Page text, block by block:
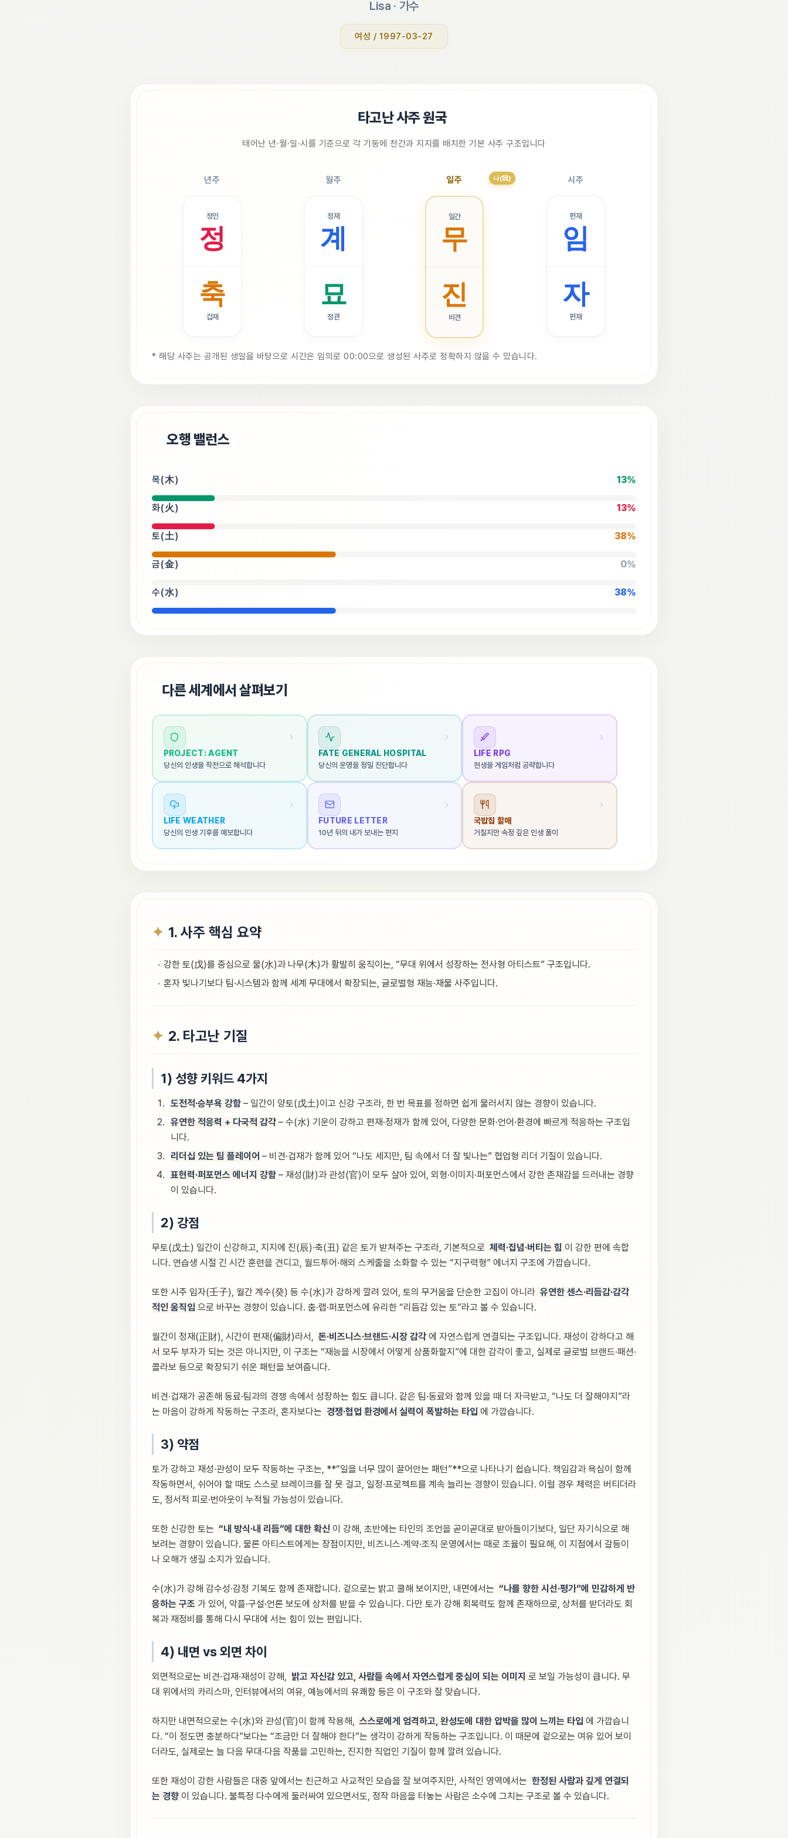
Lisa · 가수
여성 / 1997-03-27
타고난 사주 원국
태어난 년·월·일·시를 기준으로 각 기둥에 천간과 지지를 배치한 기본 사주 구조입니다
시주
편재
임
자
편재
일주
일간
무
진
비견
나(我)
월주
정재
계
묘
정관
년주
정인
정
축
겁재
* 해당 사주는 공개된 생일을 바탕으로 시간은 임의로 00:00으로 생성된 사주로 정확하지 않을 수 있습니다.
오행 밸런스
목(木) 13%
화(火) 13%
토(土) 38%
금(金) 0%
수(水) 38%
다른 세계에서 살펴보기
PROJECT: AGENT
당신의 인생을 작전으로 해석합니다
FATE GENERAL HOSPITAL
당신의 운명을 정밀 진단합니다
LIFE RPG
현생을 게임처럼 공략합니다
LIFE WEATHER
당신의 인생 기후를 예보합니다
FUTURE LETTER
10년 뒤의 내가 보내는 편지
국밥집 할매
거칠지만 속정 깊은 인생 풀이
1. 사주 핵심 요약
강한 토(戊)를 중심으로 물(水)과 나무(木)가 활발히 움직이는, “무대 위에서 성장하는 전사형 아티스트” 구조입니다.
혼자 빛나기보다 팀·시스템과 함께 세계 무대에서 확장되는, 글로벌형 재능·재물 사주입니다.
2. 타고난 기질
1) 성향 키워드 4가지
도전적·승부욕 강함 – 일간이 양토(戊土)이고 신강 구조라, 한 번 목표를 정하면 쉽게 물러서지 않는 경향이 있습니다.
유연한 적응력 + 다국적 감각 – 수(水) 기운이 강하고 편재·정재가 함께 있어, 다양한 문화·언어·환경에 빠르게 적응하는 구조입
니다.
리더십 있는 팀 플레이어 – 비견·겁재가 함께 있어 “나도 세지만, 팀 속에서 더 잘 빛나는” 협업형 리더 기질이 있습니다.
표현력·퍼포먼스 에너지 강함 – 재성(財)과 관성(官)이 모두 살아 있어, 외형·이미지·퍼포먼스에서 강한 존재감을 드러내는 경향
이 있습니다.
2) 강점
무토(戊土) 일간이 신강하고, 지지에 진(辰)·축(丑) 같은 토가 받쳐주는 구조라, 기본적으로 체력·집념·버티는 힘 이 강한 편에 속합
니다. 연습생 시절 긴 시간 훈련을 견디고, 월드투어·해외 스케줄을 소화할 수 있는 “지구력형” 에너지 구조에 가깝습니다.
또한 시주 임자(壬子), 월간 계수(癸) 등 수(水)가 강하게 깔려 있어, 토의 무거움을 단순한 고집이 아니라 유연한 센스·리듬감·감각
적인 움직임 으로 바꾸는 경향이 있습니다. 춤·랩·퍼포먼스에 유리한 “리듬감 있는 토”라고 볼 수 있습니다.
월간이 정재(正財), 시간이 편재(偏財)라서, 돈·비즈니스·브랜드·시장 감각 에 자연스럽게 연결되는 구조입니다. 재성이 강하다고 해
서 모두 부자가 되는 것은 아니지만, 이 구조는 “재능을 시장에서 어떻게 상품화할지”에 대한 감각이 좋고, 실제로 글로벌 브랜드·패션·
콜라보 등으로 확장되기 쉬운 패턴을 보여줍니다.
비견·겁재가 공존해 동료·팀과의 경쟁 속에서 성장하는 힘도 큽니다. 같은 팀·동료와 함께 있을 때 더 자극받고, “나도 더 잘해야지”라
는 마음이 강하게 작동하는 구조라, 혼자보다는 경쟁·협업 환경에서 실력이 폭발하는 타입 에 가깝습니다.
3) 약점
토가 강하고 재성·관성이 모두 작동하는 구조는, **“일을 너무 많이 끌어안는 패턴”**으로 나타나기 쉽습니다. 책임감과 욕심이 함께
작동하면서, 쉬어야 할 때도 스스로 브레이크를 잘 못 걸고, 일정·프로젝트를 계속 늘리는 경향이 있습니다. 이럴 경우 체력은 버티더라
도, 정서적 피로·번아웃이 누적될 가능성이 있습니다.
또한 신강한 토는 “내 방식·내 리듬”에 대한 확신 이 강해, 초반에는 타인의 조언을 곧이곧대로 받아들이기보다, 일단 자기식으로 해
보려는 경향이 있습니다. 물론 아티스트에게는 장점이지만, 비즈니스·계약·조직 운영에서는 때로 조율이 필요해, 이 지점에서 갈등이
나 오해가 생길 소지가 있습니다.
수(水)가 강해 감수성·감정 기복도 함께 존재합니다. 겉으로는 밝고 쿨해 보이지만, 내면에서는 “나를 향한 시선·평가”에 민감하게 반
응하는 구조 가 있어, 악플·구설·언론 보도에 상처를 받을 수 있습니다. 다만 토가 강해 회복력도 함께 존재하므로, 상처를 받더라도 회
복과 재정비를 통해 다시 무대에 서는 힘이 있는 편입니다.
4) 내면 vs 외면 차이
외면적으로는 비견·겁재·재성이 강해, 밝고 자신감 있고, 사람들 속에서 자연스럽게 중심이 되는 이미지 로 보일 가능성이 큽니다. 무
대 위에서의 카리스마, 인터뷰에서의 여유, 예능에서의 유쾌함 등은 이 구조와 잘 맞습니다.
하지만 내면적으로는 수(水)와 관성(官)이 함께 작용해, 스스로에게 엄격하고, 완성도에 대한 압박을 많이 느끼는 타입 에 가깝습니
다. “이 정도면 충분하다”보다는 “조금만 더 잘해야 한다”는 생각이 강하게 작동하는 구조입니다. 이 때문에 겉으로는 여유 있어 보이
더라도, 실제로는 늘 다음 무대·다음 작품을 고민하는, 진지한 직업인 기질이 함께 깔려 있습니다.
또한 재성이 강한 사람들은 대중 앞에서는 친근하고 사교적인 모습을 잘 보여주지만, 사적인 영역에서는 한정된 사람과 깊게 연결되
는 경향 이 있습니다. 불특정 다수에게 둘러싸여 있으면서도, 정작 마음을 터놓는 사람은 소수에 그치는 구조로 볼 수 있습니다.